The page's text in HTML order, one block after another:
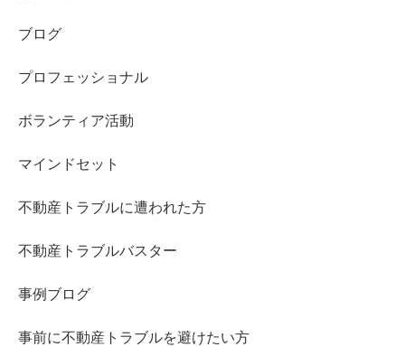
ブログ
プロフェッショナル
ボランティア活動
マインドセット
不動産トラブルに遭われた方
不動産トラブルバスター
事例ブログ
事前に不動産トラブルを避けたい方